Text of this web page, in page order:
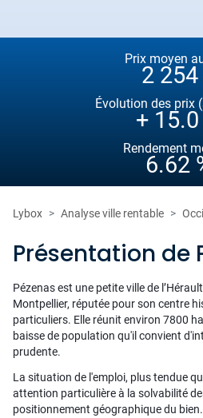
Prix moyen
2 254
Évolution des prix
+ 15.0
Rendement
6.62
Lybox Analyse ville rentable
Présentation de
Pézenas est une petite ville de
Montpellier, réputée pour son centre
particuliers. Elle réunit environ 7800
baisse de population qu'il convient
prudente.
La situation de l'emploi, plus tendue
attention particulière à la solvabilité
positionnement géographique du